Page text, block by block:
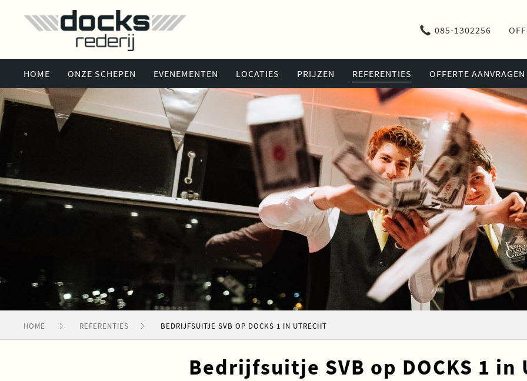
085-1302256
HOME ONZE SCHEPEN EVENEMENTEN LOCATIES PRIJZEN REFERENTIES OFFERTE AANVRAGEN
HOME REFERENTIES BEDRIJFSUITJE SVB OP DOCKS 1 IN UTRECHT
Bedrijfsuitje SVB op DOCKS 1